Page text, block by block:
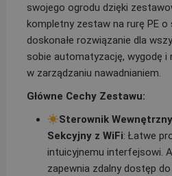
swojego ogrodu dzięki
kompletny zestaw na rurę PE o
doskonałe rozwiązanie dla
sobie automatyzację, wygodę i
w zarządzaniu nawadnianiem.
Główne Cechy Zestawu:
Sterownik
Sekcyjny z WiFi: Łatwe
intuicyjnemu interfejsowi.
zapewnia zdalny dostęp